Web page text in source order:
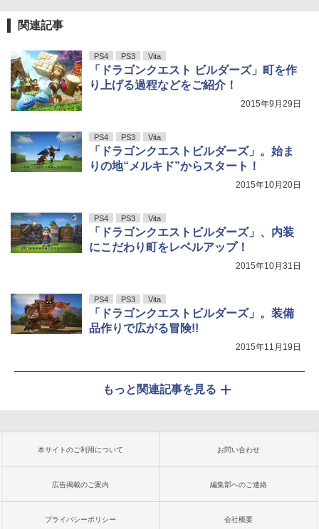
関連記事
PS4 PS3 Vita
「ドラゴンクエスト ビルダーズ」町を作
り上げる過程などをご紹介！
2015年9月29日
PS4 PS3 Vita
「ドラゴンクエストビルダーズ」。始ま
りの地“メルキド”からスタート！
2015年10月20日
PS4 PS3 Vita
「ドラゴンクエストビルダーズ」、内装
にこだわり町をレベルアップ！
2015年10月31日
PS4 PS3 Vita
「ドラゴンクエストビルダーズ」。装備
品作りで広がる冒険!!
2015年11月19日
もっと関連記事を見る
本サイトのご利用について お問い合わせ
広告掲載のご案内 編集部へのご連絡
プライバシーポリシー 会社概要